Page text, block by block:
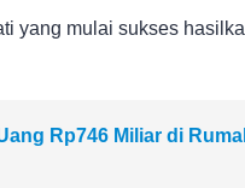
yang mulai sukses
Rp746 Miliar di